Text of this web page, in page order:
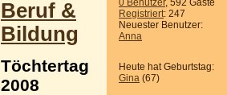
0 Benutzer, 592 Gäste
Registriert: 247
Neuester Benutzer:
Anna
Heute hat Geburtstag:
Gina (67)
Beruf &
Bildung
Töchtertag
2008